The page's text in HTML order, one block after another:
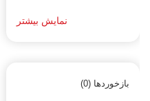
نمایش بیشتر
بازخوردها (0)